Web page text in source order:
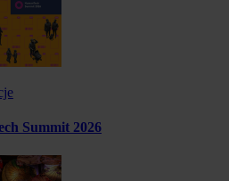
Summit 2026